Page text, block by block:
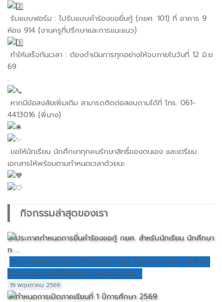
รับแบบฟอร์ม : ไปรับแบบคำร้องขอยื่นกู้ (กยศ. 101) ที่ อาคาร 9
ห้อง 914 (งานครูที่ปรึกษาและการแนะแนว)
ทำให้เสร็จทันเวลา : ต้องดำเนินการทุกอย่างให้จบภายในวันที่ 12 มิ.ย.
69
.
หากมีข้อสงสัยเพิ่มเติม สามารถติดต่อสอบถามได้ที่ โทร. 061-
4413016 (พี่นาง)
ขอให้นักเรียน นักศึกษาทุกคนรักษาสิทธิ์ของตนเอง และเตรียม
เอกสารให้พร้อมตามกำหนดเวลาด้วยนะ
กิจกรรมล่าสุดของเรา
ประกาศกำหนดการยื่นคำร้องขอกู้ กยศ. สำหรับนักเรียน นักศึกษา
ที่มีความประสงค์ยื่นคำร้องขอกู้กองทุนเงิน...
19 พฤษภาคม 2569